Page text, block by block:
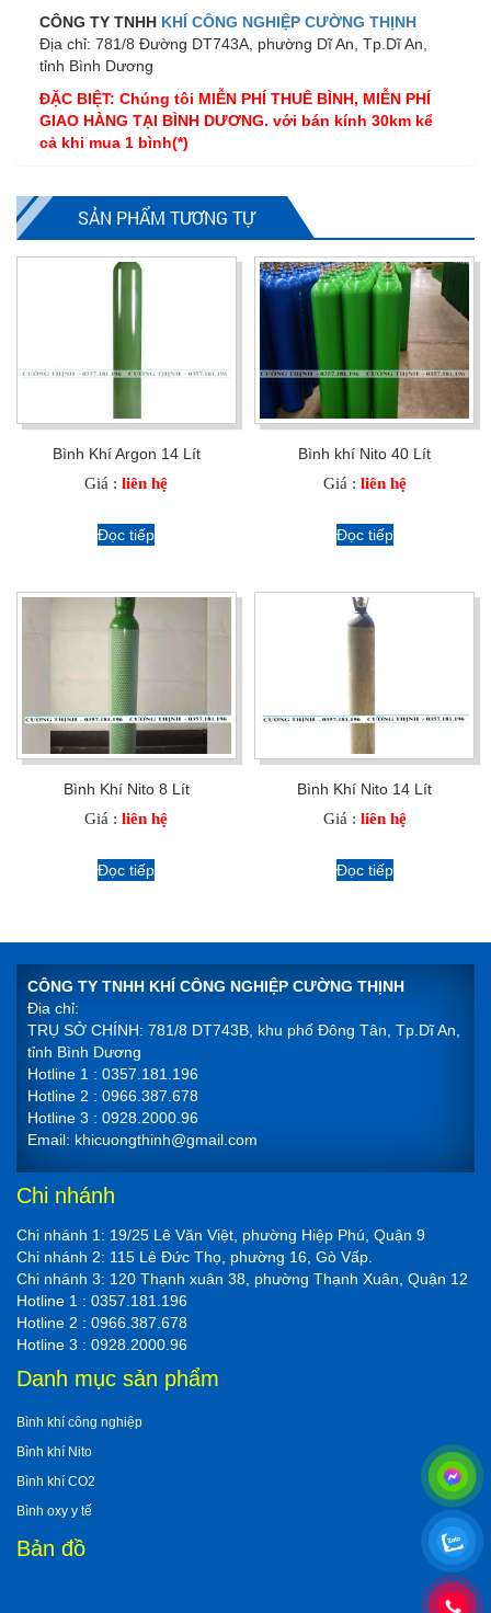
CÔNG TY TNHH KHÍ CÔNG NGHIỆP CƯỜNG THỊNH
Địa chỉ: 781/8 Đường DT743A, phường Dĩ An, Tp.Dĩ An,
tỉnh Bình Dương
ĐẶC BIỆT: Chúng tôi MIỄN PHÍ THUÊ BÌNH, MIỄN PHÍ
GIAO HÀNG TẠI BÌNH DƯƠNG. với bán kính 30km kể
cả khi mua 1 bình(*)
SẢN PHẨM TƯƠNG TỰ
Bình Khí Argon 14 Lít
Giá : liên hệ
Đọc tiếp
Bình khí Nito 40 Lít
Giá : liên hệ
Đọc tiếp
Bình Khí Nito 8 Lít
Giá : liên hệ
Đọc tiếp
Bình Khí Nito 14 Lít
Giá : liên hệ
Đọc tiếp
CÔNG TY TNHH KHÍ CÔNG NGHIỆP CƯỜNG THỊNH
Địa chỉ:
TRỤ SỞ CHÍNH: 781/8 DT743B, khu phố Đông Tân, Tp.Dĩ An,
tỉnh Bình Dương
Hotline 1 : 0357.181.196
Hotline 2 : 0966.387.678
Hotline 3 : 0928.2000.96
Email: khicuongthinh@gmail.com
Chi nhánh
Chi nhánh 1: 19/25 Lê Văn Việt, phường Hiệp Phú, Quận 9
Chi nhánh 2: 115 Lê Đức Thọ, phường 16, Gò Vấp.
Chi nhánh 3: 120 Thạnh xuân 38, phường Thạnh Xuân, Quận 12
Hotline 1 : 0357.181.196
Hotline 2 : 0966.387.678
Hotline 3 : 0928.2000.96
Danh mục sản phẩm
Bình khí công nghiệp
Bình khí Nito
Bình khí CO2
Bình oxy y tế
Bản đồ